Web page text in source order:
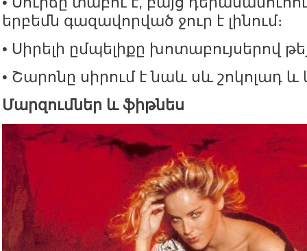
երբեմն գազավորված ջուր է լինում։
• Սիրելի ըմպելիքը խոտաբույսերով
• Շարոնը սիրում է նաև սև շոկոլադ
Մարզումներ և ֆիթնես